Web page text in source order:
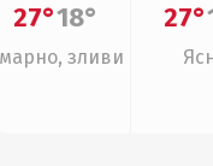
27°18°
зливи
27°